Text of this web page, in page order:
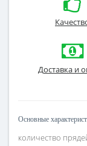
Доставка и
Основные
количество